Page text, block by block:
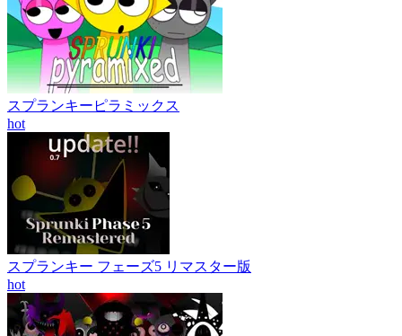
スプランキーピラミックス
hot
スプランキー フェーズ5 リマスター版
hot